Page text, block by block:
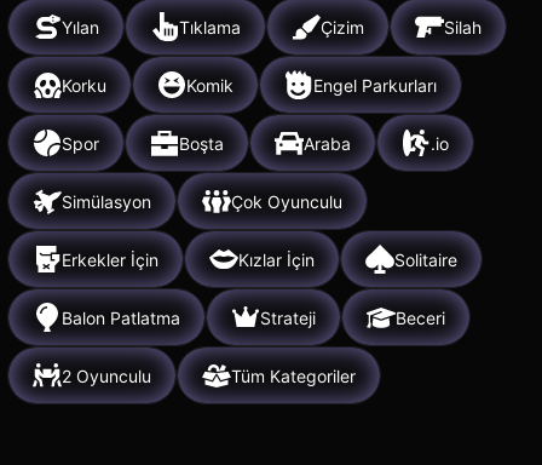
Yılan Tıklama Çizim Silah
Korku Komik Engel Parkurları
Spor Boşta Araba .io
Simülasyon Çok Oyunculu
Erkekler İçin Kızlar İçin Solitaire
Balon Patlatma Strateji Beceri
2 Oyunculu Tüm Kategoriler